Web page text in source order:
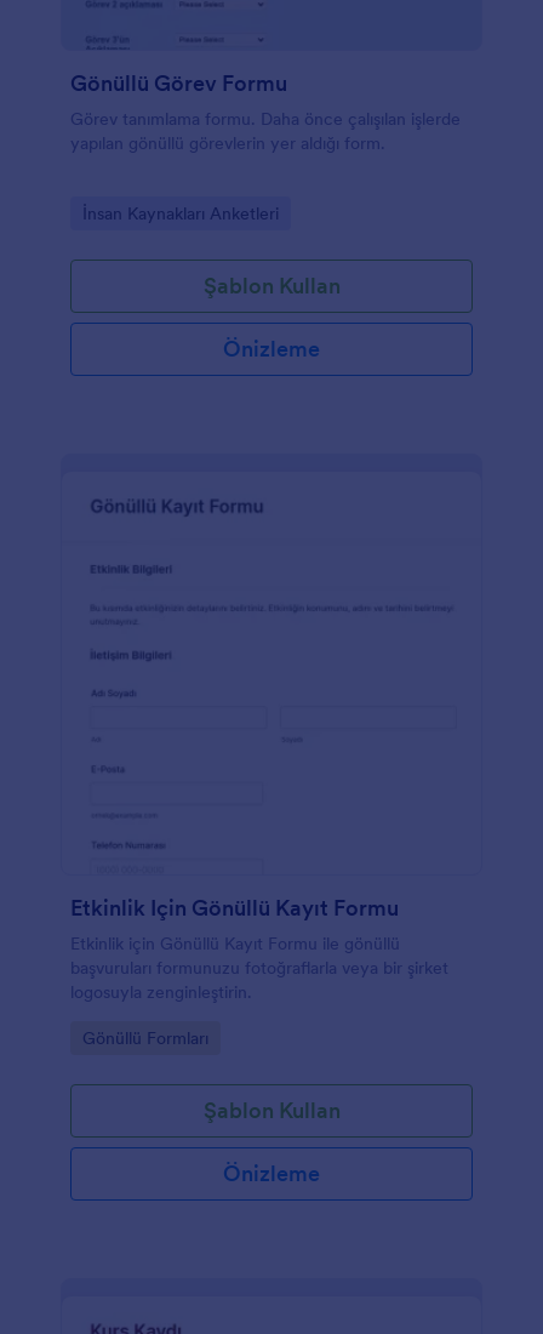
Gönüllü Görev Formu
Görev tanımlama formu. Daha önce çalışılan işlerde
yapılan gönüllü görevlerin yer aldığı form.
Go to Category:
İnsan Kaynakları Anketleri
Şablon Kullan
Önizleme
Etkinlik Için Gönüllü Kayıt Formu
Etkinlik için Gönüllü Kayıt Formu ile gönüllü
başvuruları formunuzu fotoğraflarla veya bir şirket
logosuyla zenginleştirin.
Go to Category:
Gönüllü Formları
Şablon Kullan
Önizleme